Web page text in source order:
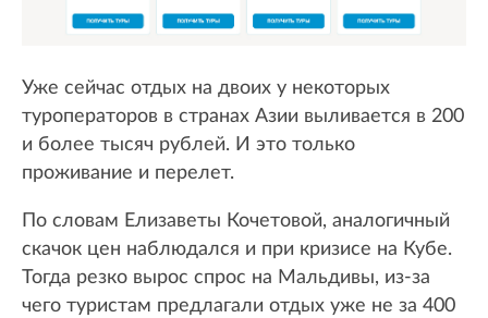
Уже сейчас отдых на двоих у некоторых
туроператоров в странах Азии выливается в 200
и более тысяч рублей. И это только
проживание и перелет.
По словам Елизаветы Кочетовой, аналогичный
скачок цен наблюдался и при кризисе на Кубе.
Тогда резко вырос спрос на Мальдивы, из-за
чего туристам предлагали отдых уже не за 400